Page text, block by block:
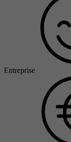
Entreprise